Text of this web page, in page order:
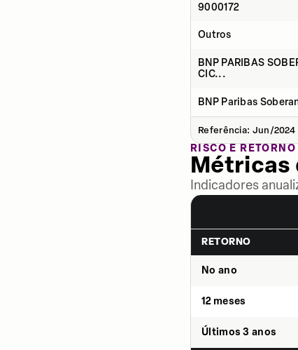
9000172
Outros
BNP PARIBAS
CIC...
BNP Paribas
Referência: Jun/2024
RISCO E RETORNO
Métricas
Indicadores
RETORNO
No ano
12 meses
Últimos 3 anos